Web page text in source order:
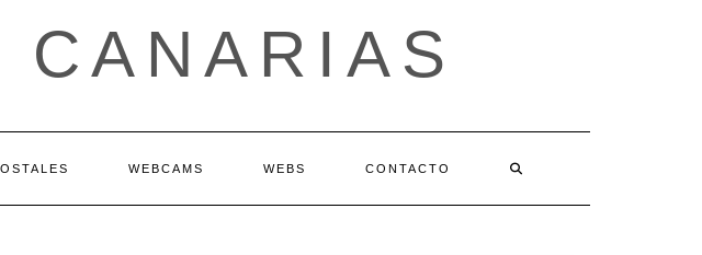
CANARIAS
WEBCAMS WEBS CONTACTO